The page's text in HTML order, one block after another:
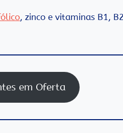
, zinco e vitaminas B1,
em Oferta